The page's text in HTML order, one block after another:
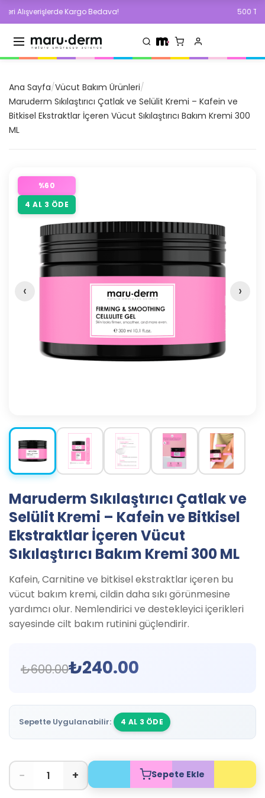
Kargo Bedava! 500 TL ve
Ana Sayfa/Vücut Bakım Ürünleri/
Maruderm Sıkılaştırıcı Çatlak ve Selülit Kremi – Kafein ve
Bitkisel Ekstraktlar İçeren Vücut Sıkılaştırıcı Bakım Kremi 300
ML
%60
4 AL 3 ÖDE
‹ ›
Maruderm Sıkılaştırıcı Çatlak ve
Selülit Kremi – Kafein ve Bitkisel
Ekstraktlar İçeren Vücut
Sıkılaştırıcı Bakım Kremi 300 ML
Kafein, Carnitine ve bitkisel ekstraktlar içeren bu
vücut bakım kremi, cildin daha sıkı görünmesine
yardımcı olur. Nemlendirici ve destekleyici içerikleri
sayesinde cilt bakım rutinini güçlendirir.
₺600.00₺240.00
Sepette Uygulanabilir: 4 AL 3 ÖDE
− + Sepete Ekle